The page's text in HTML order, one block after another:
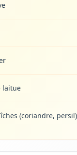
laitue
(coriandre, persil)